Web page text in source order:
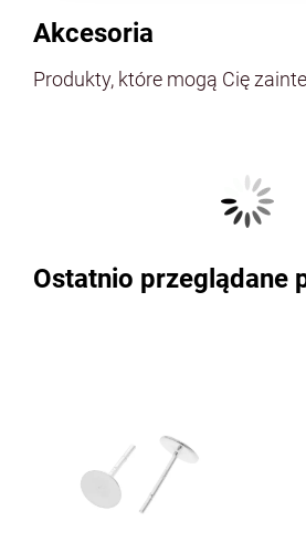
Akcesoria
Produkty, które mogą Cię
Ostatnio przeglądane